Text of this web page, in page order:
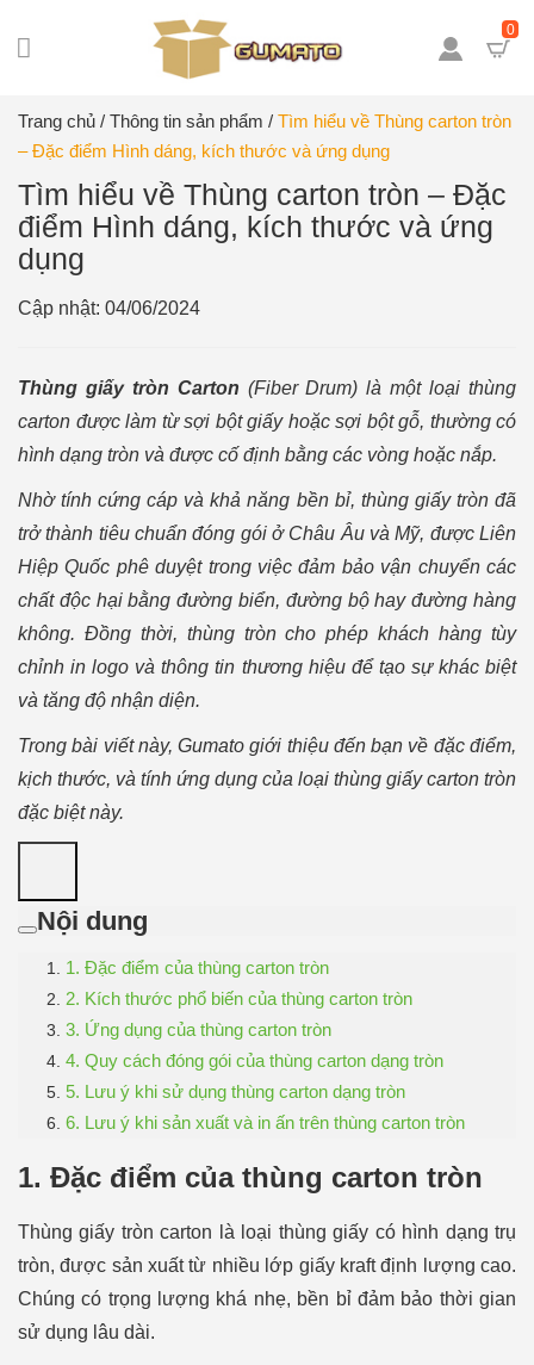
0
Trang chủ / Thông tin sản phẩm / Tìm hiểu về Thùng carton tròn
– Đặc điểm Hình dáng, kích thước và ứng dụng
Tìm hiểu về Thùng carton tròn – Đặc
điểm Hình dáng, kích thước và ứng
dụng
Cập nhật: 04/06/2024
Thùng giấy tròn Carton (Fiber Drum) là một loại thùng
carton được làm từ sợi bột giấy hoặc sợi bột gỗ, thường có
hình dạng tròn và được cố định bằng các vòng hoặc nắp.
Nhờ tính cứng cáp và khả năng bền bỉ, thùng giấy tròn đã
trở thành tiêu chuẩn đóng gói ở Châu Âu và Mỹ, được Liên
Hiệp Quốc phê duyệt trong việc đảm bảo vận chuyển các
chất độc hại bằng đường biển, đường bộ hay đường hàng
không. Đồng thời, thùng tròn cho phép khách hàng tùy
chỉnh in logo và thông tin thương hiệu để tạo sự khác biệt
và tăng độ nhận diện.
Trong bài viết này, Gumato giới thiệu đến bạn về đặc điểm,
kịch thước, và tính ứng dụng của loại thùng giấy carton tròn
đặc biệt này.
Nội dung
1. Đặc điểm của thùng carton tròn
2. Kích thước phổ biến của thùng carton tròn
3. Ứng dụng của thùng carton tròn
4. Quy cách đóng gói của thùng carton dạng tròn
5. Lưu ý khi sử dụng thùng carton dạng tròn
6. Lưu ý khi sản xuất và in ấn trên thùng carton tròn
1. Đặc điểm của thùng carton tròn
Thùng giấy tròn carton là loại thùng giấy có hình dạng trụ
tròn, được sản xuất từ nhiều lớp giấy kraft định lượng cao.
Chúng có trọng lượng khá nhẹ, bền bỉ đảm bảo thời gian
sử dụng lâu dài.